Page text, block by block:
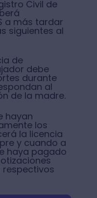
Civil de
a más tardar
siguientes al
de
debe
durante
al
de la madre.
hayan
los
la licencia
y cuando a
haya pagado
respectivos